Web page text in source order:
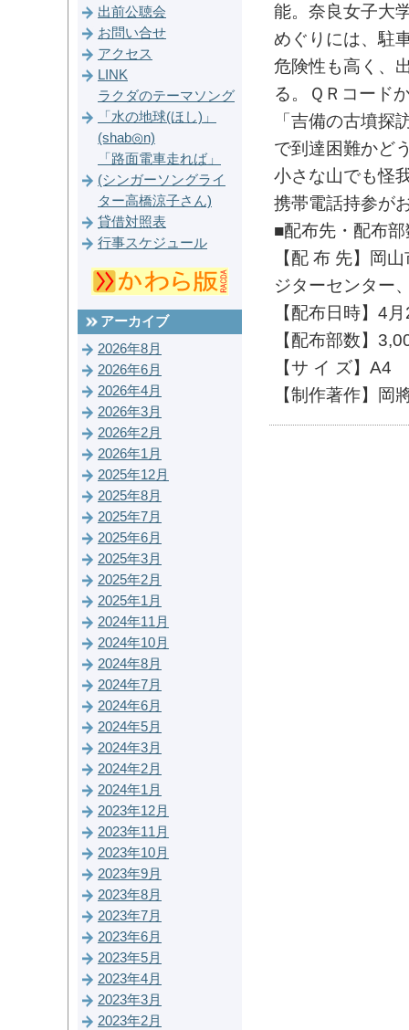
能。奈良女子大
めぐりには、駐
危険性も高く、
る。ＱＲコード
「吉備の古墳探
で到達困難かど
小さな山でも怪
携帯電話持参が
■配布先・配布部
【配 布 先】岡
ジターセンター
【配布日時】4
【配布部数】
【サ イ ズ】A4
【制作著作】岡
出前公聴会
お問い合せ
アクセス
LINK
ラクダのテーマソング
「水の地球(ほし)」
(shab◎n)
「路面電車走れば」
(シンガーソングライ
ター高橋涼子さん)
貸借対照表
行事スケジュール
アーカイブ
2026年8月
2026年6月
2026年4月
2026年3月
2026年2月
2026年1月
2025年12月
2025年8月
2025年7月
2025年6月
2025年3月
2025年2月
2025年1月
2024年11月
2024年10月
2024年8月
2024年7月
2024年6月
2024年5月
2024年3月
2024年2月
2024年1月
2023年12月
2023年11月
2023年10月
2023年9月
2023年8月
2023年7月
2023年6月
2023年5月
2023年4月
2023年3月
2023年2月